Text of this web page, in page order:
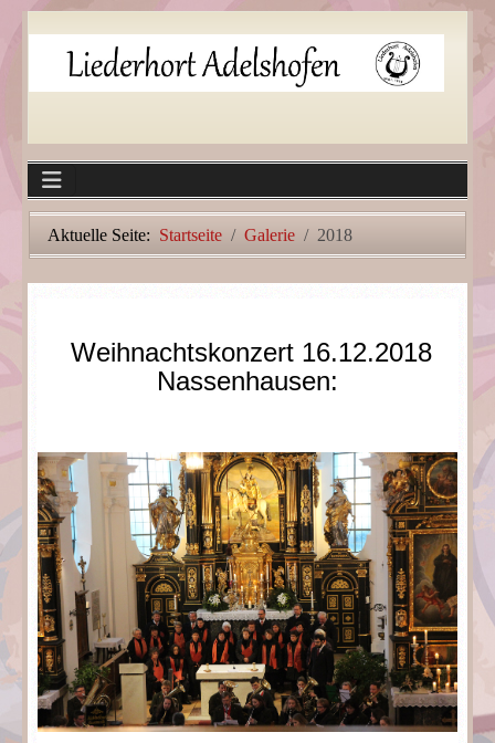
Aktuelle Seite: Startseite Galerie 2018
Weihnachtskonzert 16.12.2018
Nassenhausen: